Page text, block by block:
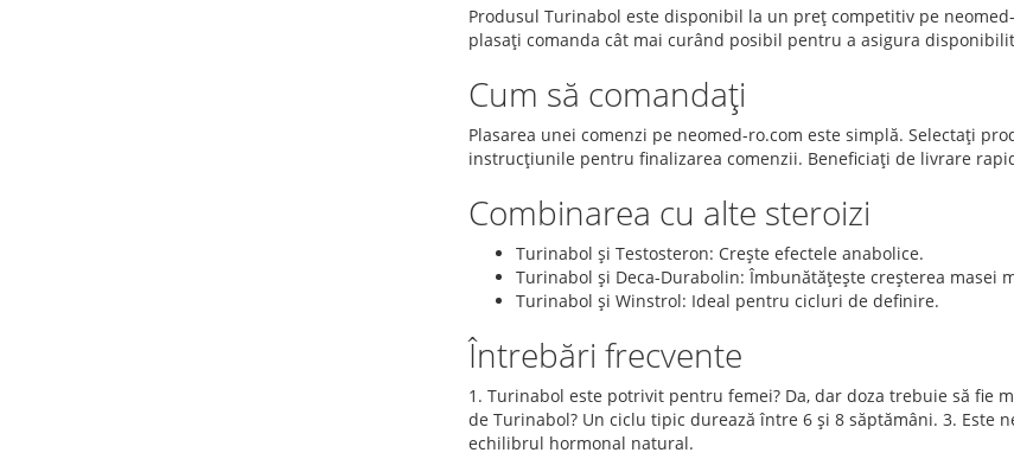
Produsul Turinabol este disponibil la un preț competitiv pe
plasați comanda cât mai curând posibil pentru a asigura
Cum să comandați
Plasarea unei comenzi pe neomed-ro.com este simplă. Selectați
instrucțiunile pentru finalizarea comenzii. Beneficiați de livrare
Combinarea cu alte steroizi
Turinabol și Testosteron: Crește efectele anabolice.
Turinabol și Deca-Durabolin: Îmbunătățește creșterea masei
Turinabol și Winstrol: Ideal pentru cicluri de definire.
Întrebări frecvente
1. Turinabol este potrivit pentru femei? Da, dar doza trebuie să fie
de Turinabol? Un ciclu tipic durează între 6 și 8 săptămâni. 3. Este
echilibrul hormonal natural.